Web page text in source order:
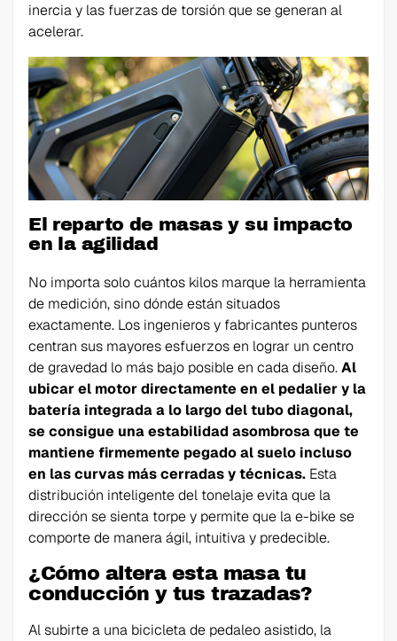
inercia y las fuerzas de torsión que se generan al
acelerar.
El reparto de masas y su impacto
en la agilidad
No importa solo cuántos kilos marque la herramienta
de medición, sino dónde están situados
exactamente. Los ingenieros y fabricantes punteros
centran sus mayores esfuerzos en lograr un centro
de gravedad lo más bajo posible en cada diseño.Al
ubicar el motor directamente en el pedalier y la
batería integrada a lo largo del tubo diagonal,
se consigue una estabilidad asombrosa que te
mantiene firmemente pegado al suelo incluso
en las curvas más cerradas y técnicas. Esta
distribución inteligente del tonelaje evita que la
dirección se sienta torpe y permite que la e-bike se
comporte de manera ágil, intuitiva y predecible.
¿Cómo altera esta masa tu
conducción y tus trazadas?
Al subirte a una bicicleta de pedaleo asistido, la